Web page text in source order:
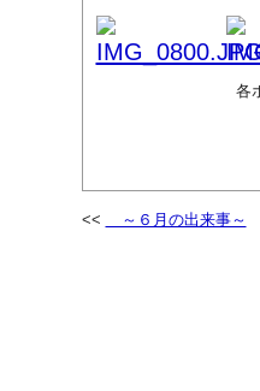
各ホームそれぞ
～６月の出来事～